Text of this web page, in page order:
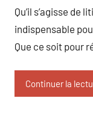
Qu’il s’agisse de
indispensable
Que ce soit pour
Continuer la